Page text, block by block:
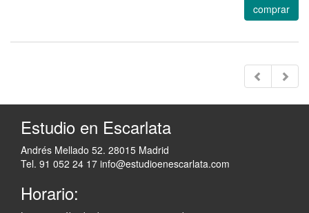
comprar
Estudio en Escarlata
Andrés Mellado 52. 28015 Madrid
Tel. 91 052 24 17 info@estudioenescarlata.com
Horario: